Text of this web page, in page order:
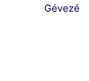
Gévezé